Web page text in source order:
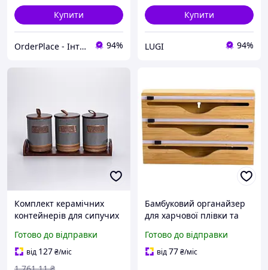
Купити
OrderPlace - Інтернет-магазин товарів для дому 94%
Купити
LUGI 94%
Комплект керамічних
контейнерів для сипучих
штуки об'ємом 800 мл
кожна
Готово до відправки
від 127₴/міс
Бамбуковий органайзер
для харчової плівки та
33,5×21,5×7,5 (см) HP-BYM
Готово до відправки
від77₴/міс